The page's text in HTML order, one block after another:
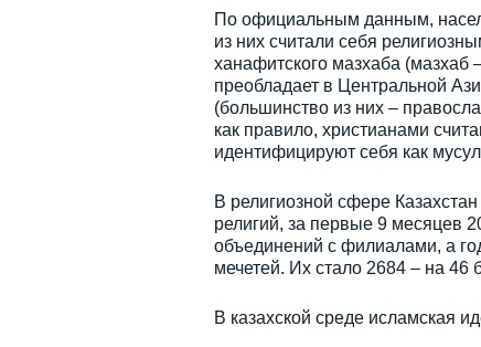
По официальным данным,
из них считали себя
ханафитского мазхаба
преобладает в Центральной
(большинство из них –
как правило, христианами
идентифицируют себя как
В религиозной сфере
религий, за первые 9 месяцев
объединений с филиалами, а
мечетей. Их стало 2684 – на 46
В казахской среде исламская